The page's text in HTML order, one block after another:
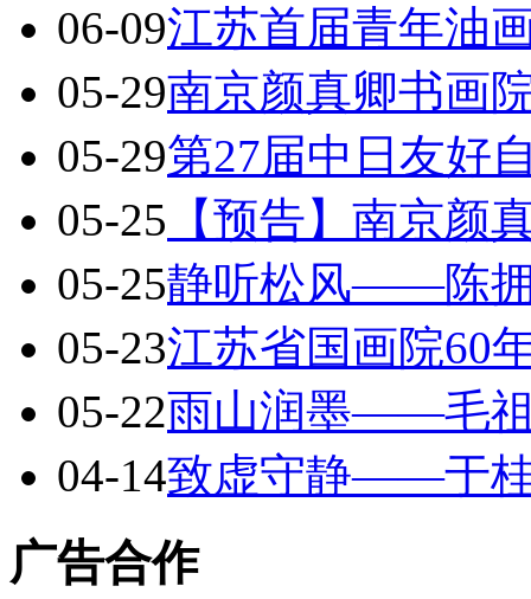
06-09江苏首届青年油
05-29南京颜真卿书画
05-29第27届中日友好
05-25 【预告】南京颜
05-25静听松风——陈
05-23江苏省国画院60
05-22雨山润墨——毛
04-14致虚守静——于
广告合作